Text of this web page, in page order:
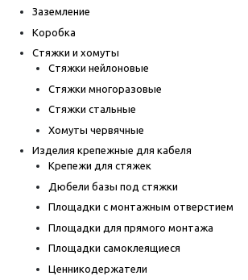
Заземление
Коробка
Стяжки и хомуты
Стяжки нейлоновые
Стяжки многоразовые
Стяжки стальные
Хомуты червячные
Изделия крепежные для кабеля
Крепежи для стяжек
Дюбели базы под стяжки
Площадки с монтажным отверстием
Площадки для прямого монтажа
Площадки самоклеящиеся
Ценникодержатели